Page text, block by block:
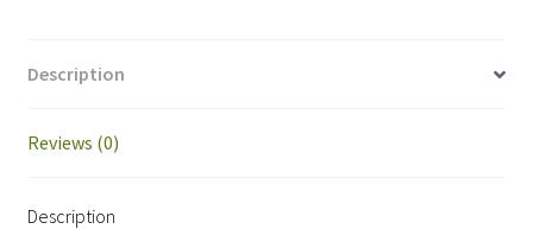
Description
Reviews (0)
Description